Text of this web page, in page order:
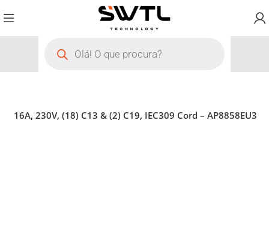
16A, 230V, (18) C13 & (2) C19, IEC309 Cord – AP8858EU3